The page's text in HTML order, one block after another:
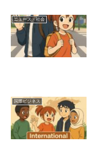
ニュース・社会
国際ビジネス